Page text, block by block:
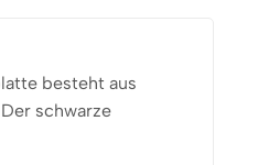
besteht aus
schwarze